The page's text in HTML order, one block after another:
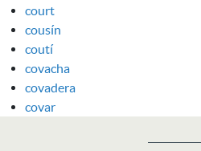
court
cousín
coutí
covacha
covadera
covar